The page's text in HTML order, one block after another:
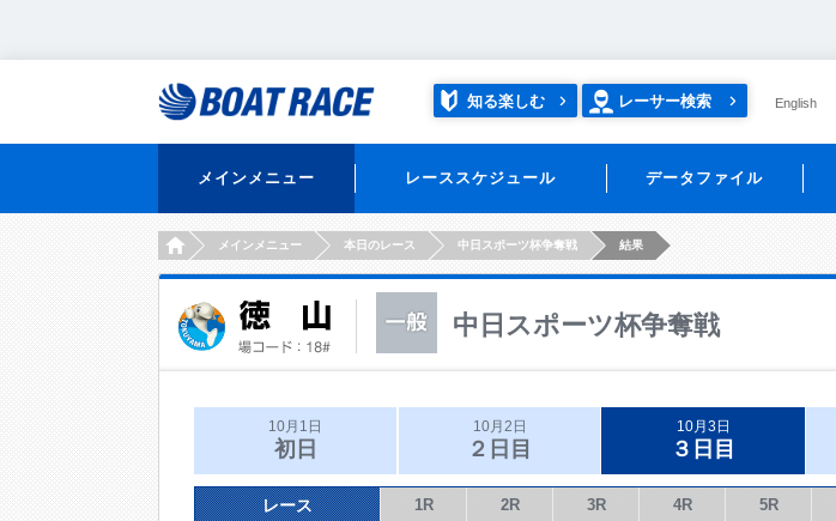
知る楽しむ レーサー検索 English
メインメニュー レーススケジュール データファイル
HOMEメインメニュー 本日のレース 中日スポーツ杯争奪戦 結果
中日スポーツ杯争奪戦
10月1日
初日
10月2日
２日目
10月3日
３日目
レース 1R 2R 3R 4R 5R